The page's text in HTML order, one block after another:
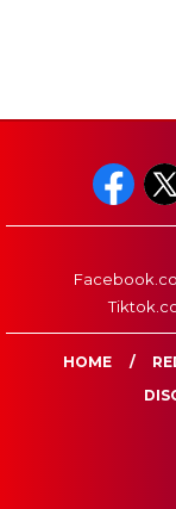
HOME